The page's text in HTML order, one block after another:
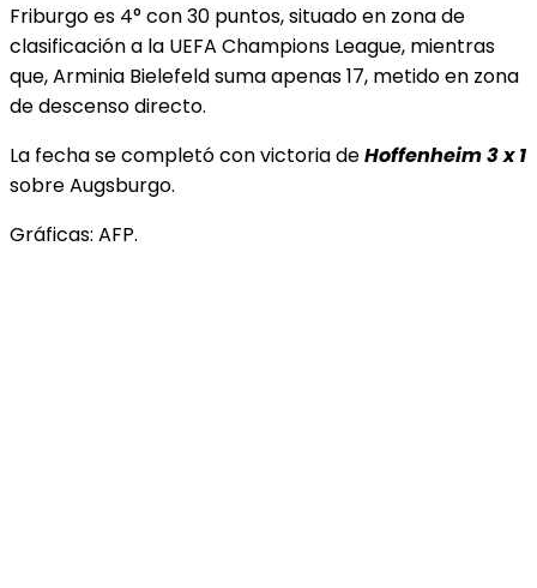
Friburgo es 4° con 30 puntos, situado en zona de
clasificación a la UEFA Champions League, mientras
que, Arminia Bielefeld suma apenas 17, metido en zona
de descenso directo.
La fecha se completó con victoria deHoffenheim3 x 1
sobre Augsburgo.
Gráficas: AFP.